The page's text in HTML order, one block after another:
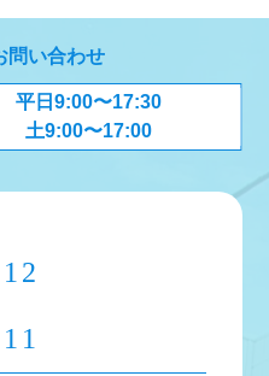
問い合わせ
平日9:00〜17:30
土9:00〜17:00